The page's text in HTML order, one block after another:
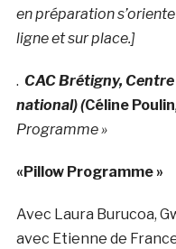
en préparation
ligne et sur place.]
. CAC Brétigny,
national)(Céline Poulin
Programme »
«Pillow Programme »
Avec Laura Burucoa,
avec Etienne de